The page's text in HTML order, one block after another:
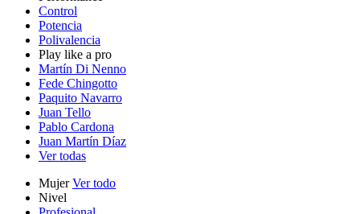
Control
Potencia
Polivalencia
Play like a pro
Martín Di Nenno
Fede Chingotto
Paquito Navarro
Juan Tello
Pablo Cardona
Juan Martín Díaz
Ver todas
MujerVer todo
Nivel